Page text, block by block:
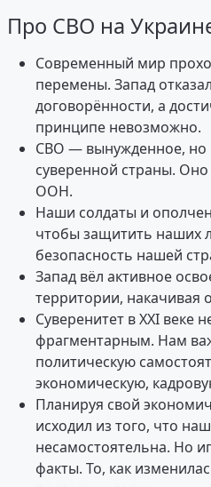
Про СВО на
Современный мир
перемены. Запад
договорённости, а
принципе невозможно.
СВО — вынужденное,
суверенной страны. Оно
ООН.
Наши солдаты и
чтобы защитить наших
безопасность нашей
Запад вёл активное
территории, накачивая
Суверенитет в XXI веке
фрагментарным. Нам
политическую
экономическую,
Планируя свой
исходил из того, что
несамостоятельна. Но
факты. То, как